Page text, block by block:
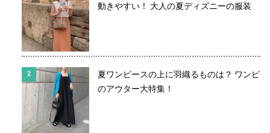
動きやすい！ 大人の夏ディズニーの服装
夏ワンピースの上に羽織るものは？ ワンピ
のアウター大特集！